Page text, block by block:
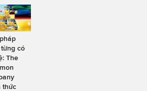
có
The
thức